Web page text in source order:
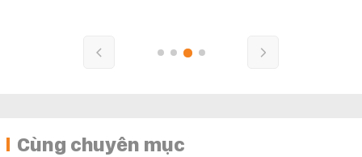
Cùng chuyên mục